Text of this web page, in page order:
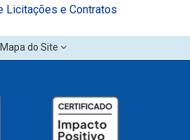
Licitações e Contratos
Mapa do Site